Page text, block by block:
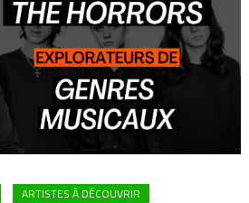
ARTISTES À DÉCOUVRIR